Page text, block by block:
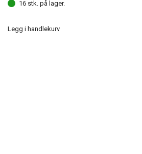
16 stk. på lager.
Legg i handlekurv